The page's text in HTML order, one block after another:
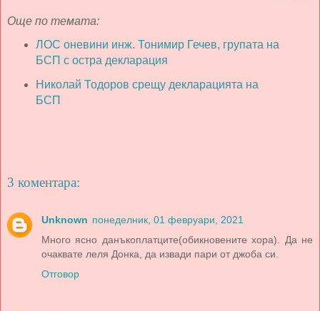
Още по темата:
ЛОС оневини инж. Тонимир Гечев, групата на
БСП с остра декларация
Николай Тодоров срещу декларацията на
БСП
3 коментара:
Unknown понеделник, 01 февруари, 2021
Много ясно данъкоплатците(обикновените хора). Да не
очаквате леля Донка, да извади пари от джоба си.
Отговор